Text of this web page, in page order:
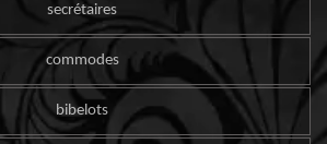
secrétaires
commodes
bibelots